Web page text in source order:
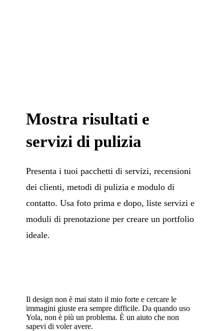
Mostra risultati e
servizi di pulizia
Presenta i tuoi pacchetti di servizi, recensioni
dei clienti, metodi di pulizia e modulo di
contatto. Usa foto prima e dopo, liste servizi e
moduli di prenotazione per creare un portfolio
ideale.
Il design non è mai stato il mio forte e cercare le
immagini giuste era sempre difficile. Da quando uso
Yola, non è più un problema. È un aiuto che non
sapevi di voler avere.